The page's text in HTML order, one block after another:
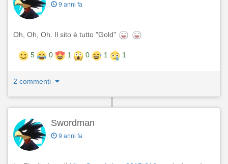
9 anni fa
Oh, Oh, Oh. Il sito è tutto "Gold"
5 0 1 0 1 1
2 commenti
Swordman
9 anni fa